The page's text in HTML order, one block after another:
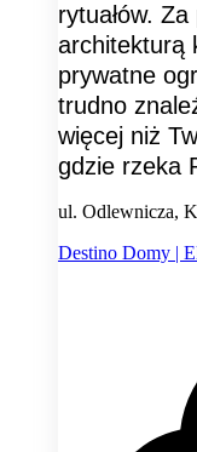
rytuałów.
architekturą
prywatne
trudno
więcej niż
gdzie rzeka
ul. Odlewnicza,
Destino Domy |